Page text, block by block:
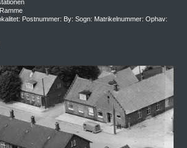
Postnummer: By: Sogn: Matrikelnummer: Ophav: